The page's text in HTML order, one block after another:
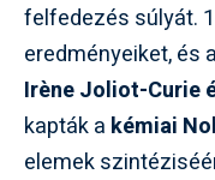
felfedezés súlyát.
eredményeiket, és
Irène Joliot-Curie
kapták a kémiai
elemek